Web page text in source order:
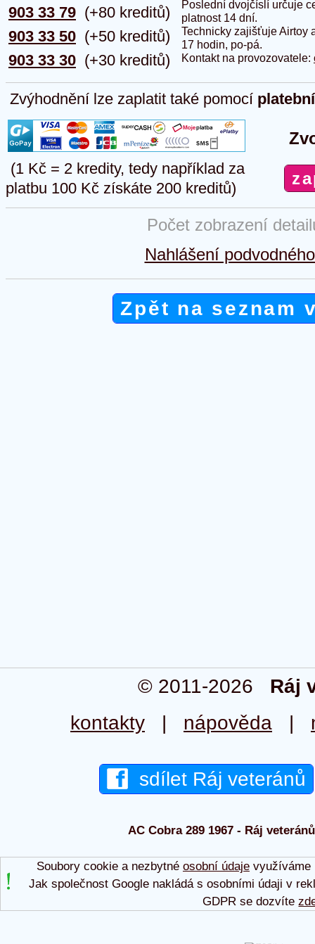
903 33 79
903 33 50
903 33 30
(+80 kreditů)
(+50 kreditů)
(+30 kreditů)
Poslední dvojčíslí určuje
platnost 14 dní.
Technicky zajišťuje Airtoy
17 hodin, po-pá.
Kontakt na provozovatele:
Zvýhodnění lze zaplatit také pomocí
(1 Kč = 2 kredity, tedy například za
platbu 100 Kč získáte 200 kreditů)
Počet zobrazení
Nahlášení
Zpět na seznam
© 2011-2026 Ráj
kontakty | nápověda |
sdílet Ráj veteránů
AC Cobra 289 1967 - Ráj
Soubory cookie a nezbytné osobní údajevyužíváme
Jak společnost Google nakládá s osobními údaji v
GDPR se dozvíte